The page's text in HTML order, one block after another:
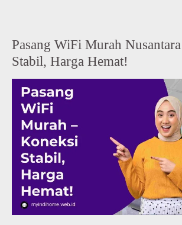
Pasang WiFi Murah
Stabil, Harga Hemat!